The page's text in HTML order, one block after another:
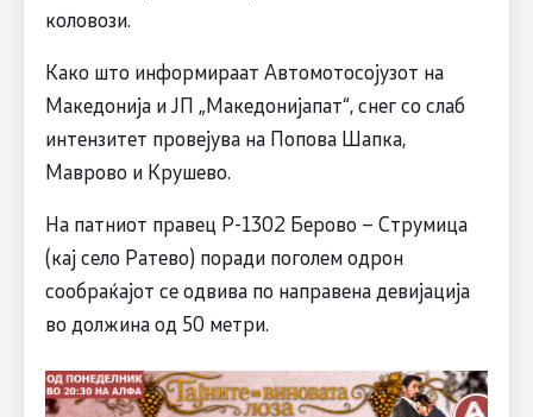
коловози.
Како што информираат Автомотосојузот на
Македонија и ЈП „Македонијапат“, снег со слаб
интензитет провејува на Попова Шапка,
Маврово и Крушево.
На патниот правец Р-1302 Берово – Струмица
(кај село Ратево) поради поголем одрон
сообраќајот се одвива по направена девијација
во должина од 50 метри.